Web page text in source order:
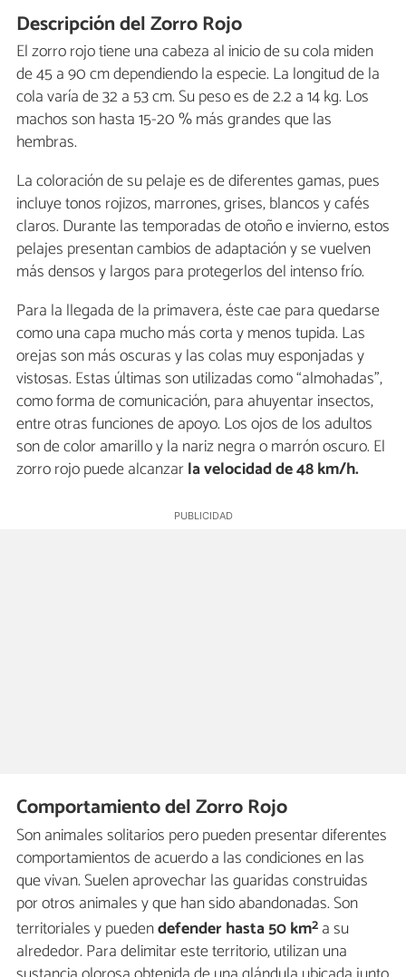
Descripción del Zorro Rojo
El zorro rojo tiene una cabeza al inicio de su cola miden
de 45 a 90 cm dependiendo la especie. La longitud de la
cola varía de 32 a 53 cm. Su peso es de 2.2 a 14 kg. Los
machos son hasta 15-20 % más grandes que las
hembras.
La coloración de su pelaje es de diferentes gamas, pues
incluye tonos rojizos, marrones, grises, blancos y cafés
claros. Durante las temporadas de otoño e invierno, estos
pelajes presentan cambios de adaptación y se vuelven
más densos y largos para protegerlos del intenso frío.
Para la llegada de la primavera, éste cae para quedarse
como una capa mucho más corta y menos tupida. Las
orejas son más oscuras y las colas muy esponjadas y
vistosas. Estas últimas son utilizadas como “almohadas”,
como forma de comunicación, para ahuyentar insectos,
entre otras funciones de apoyo. Los ojos de los adultos
son de color amarillo y la nariz negra o marrón oscuro. El
zorro rojo puede alcanzarla velocidad de 48 km/h.
Comportamiento del Zorro Rojo
Son animales solitarios pero pueden presentar diferentes
comportamientos de acuerdo a las condiciones en las
que vivan. Suelen aprovechar las guaridas construidas
por otros animales y que han sido abandonadas. Son
territoriales y puedendefender hasta 50 km2 a su
alrededor. Para delimitar este territorio, utilizan una